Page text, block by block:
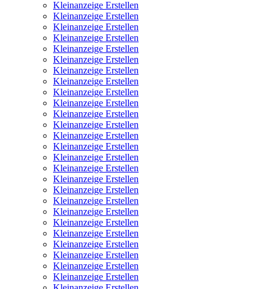
Kleinanzeige Erstellen
Kleinanzeige Erstellen
Kleinanzeige Erstellen
Kleinanzeige Erstellen
Kleinanzeige Erstellen
Kleinanzeige Erstellen
Kleinanzeige Erstellen
Kleinanzeige Erstellen
Kleinanzeige Erstellen
Kleinanzeige Erstellen
Kleinanzeige Erstellen
Kleinanzeige Erstellen
Kleinanzeige Erstellen
Kleinanzeige Erstellen
Kleinanzeige Erstellen
Kleinanzeige Erstellen
Kleinanzeige Erstellen
Kleinanzeige Erstellen
Kleinanzeige Erstellen
Kleinanzeige Erstellen
Kleinanzeige Erstellen
Kleinanzeige Erstellen
Kleinanzeige Erstellen
Kleinanzeige Erstellen
Kleinanzeige Erstellen
Kleinanzeige Erstellen